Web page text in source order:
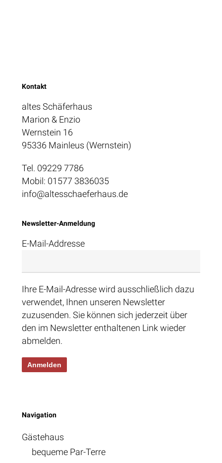
Kontakt
altes Schäferhaus
Marion & Enzio
Wernstein 16
95336 Mainleus (Wernstein)
Tel. 09229 7786
Mobil: 01577 3836035
info@altesschaeferhaus.de
Newsletter-Anmeldung
E-Mail-Addresse
Ihre E-Mail-Adresse wird ausschließlich dazu
verwendet, Ihnen unseren Newsletter
zuzusenden. Sie können sich jederzeit über
den im Newsletter enthaltenen Link wieder
abmelden.
Navigation
Gästehaus
bequeme Par-Terre